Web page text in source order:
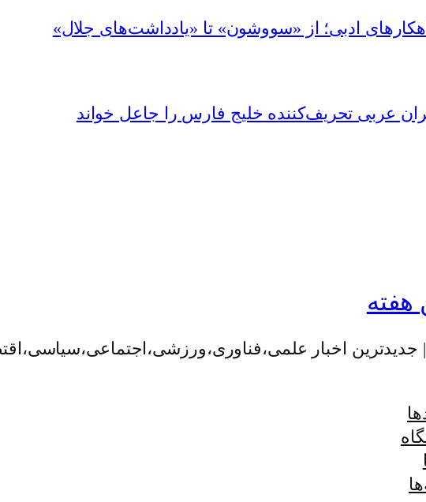
ادبی؛ از «سووشون» تا «یادداشت‌های جلال»
عربی تحریف‌کننده خلیج فارس را جاعل خواند
هفته
جدیدترین اخبار